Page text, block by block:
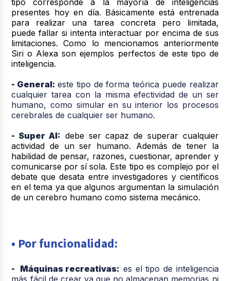
presentes hoy en día. Básicamente está entrenada
para realizar una tarea concreta pero limitada,
puede fallar si intenta interactuar por encima de sus
limitaciones. Como lo mencionamos anteriormente
Siri o Alexa son ejemplos perfectos de este tipo de
inteligencia.
- General: este tipo de forma teórica puede realizar
cualquier tarea con la misma efectividad de un ser
humano, como simular en su interior los procesos
cerebrales de cualquier ser humano.
- Super AI: debe ser capaz de superar cualquier
actividad de un ser humano. Además de tener la
habilidad de pensar, razones, cuestionar, aprender y
comunicarse por sí sola. Este tipo es complejo por el
debate que desata entre investigadores y científicos
en el tema ya que algunos argumentan la simulación
de un cerebro humano como sistema mecánico.
• Por funcionalidad:
- Máquinas recreativas: es el tipo de inteligencia
más fácil de crear ya que no almacenan memorias ni